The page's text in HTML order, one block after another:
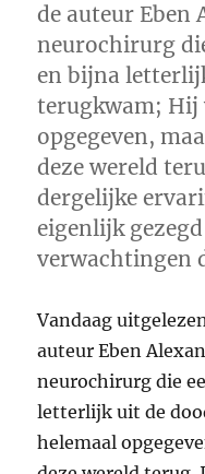
de auteur Eben
neurochirurg
en bijna
terugkwam; Hij
opgegeven,
deze wereld
dergelijke
eigenlijk
verwachtingen
Vandaag
auteur Eben
neurochirurg die
letterlijk uit de
helemaal